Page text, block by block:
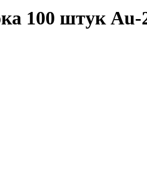
100 штук Au-